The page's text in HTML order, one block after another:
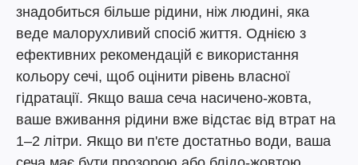
знадобиться більше рідини, ніж людині, яка
веде малорухливий спосіб життя. Однією з
ефективних рекомендацій є використання
кольору сечі, щоб оцінити рівень власної
гідратації. Якщо ваша сеча насичено-жовта,
ваше вживання рідини вже відстає від втрат на
1–2 літри. Якщо ви п'єте достатньо води, ваша